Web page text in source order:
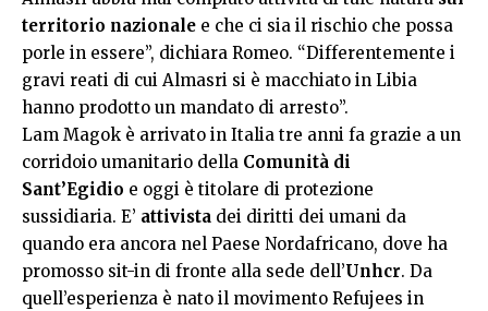
territorio nazionale e che ci sia il rischio che possa
porle in essere”, dichiara Romeo. “Differentemente i
gravi reati di cui Almasri si è macchiato in Libia
hanno prodotto un mandato di arresto”.
Lam Magok è arrivato in Italia tre anni fa grazie a un
corridoio umanitario della Comunità di
Sant’Egidio e oggi è titolare di protezione
sussidiaria. E’ attivista dei diritti dei umani da
quando era ancora nel Paese Nordafricano, dove ha
promosso sit-in di fronte alla sede dell’Unhcr. Da
quell’esperienza è nato il movimento Refujees in